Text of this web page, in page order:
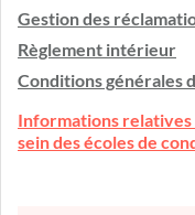
Gestion des
Règlement intérieur
Conditions générales
Informations relatives
sein des écoles de